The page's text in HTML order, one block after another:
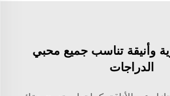
وأنيقة تناسب جميع محبي
الدراجات